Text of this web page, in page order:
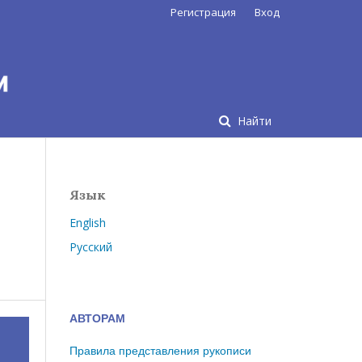
Найти
Регистрация Вход
Язык
English
Русский
АВТОРАМ
Правила представления рукописи